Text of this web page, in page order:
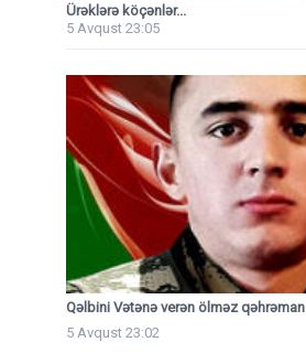
Ürəklərə köçənlər...
5 Avqust 23:05
Qəlbini Vətənə verən ölməz qəhrəman
5 Avqust 23:02